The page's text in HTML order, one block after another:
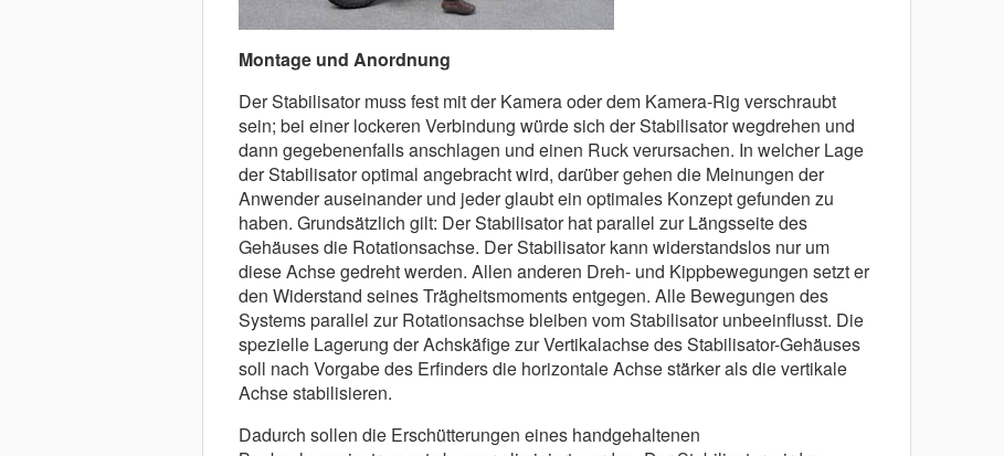
Montage und Anordnung
Der Stabilisator muss fest mit der Kamera oder dem Kamera-Rig verschraubt
sein; bei einer lockeren Verbindung wü̈rde sich der Stabilisator wegdrehen und
dann gegebenenfalls anschlagen und einen Ruck verursachen. In welcher Lage
der Stabilisator optimal angebracht wird, darü̈ber gehen die Meinungen der
Anwender auseinander und jeder glaubt ein optimales Konzept gefunden zu
haben. Grundsä̈tzlich gilt: Der Stabilisator hat parallel zur Lä̈ngsseite des
Gehä̈uses die Rotationsachse. Der Stabilisator kann widerstandslos nur um
diese Achse gedreht werden. Allen anderen Dreh- und Kippbewegungen setzt er
den Widerstand seines Trä̈gheitsmoments entgegen. Alle Bewegungen des
Systems parallel zur Rotationsachse bleiben vom Stabilisator unbeeinflusst. Die
spezielle Lagerung der Achskä̈fige zur Vertikalachse des Stabilisator-Gehä̈uses
soll nach Vorgabe des Erfinders die horizontale Achse stä̈rker als die vertikale
Achse stabilisieren.
Dadurch sollen die Erschü̈tterungen eines handgehaltenen